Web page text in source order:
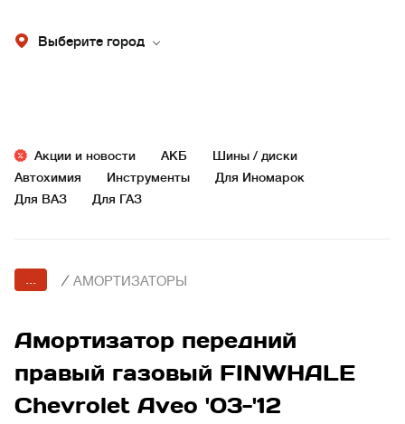
Выберите город
Акции и новости АКБ
Шины / диски
Автохимия
Инструменты
Для Иномарок
Для ВАЗ
Для ГАЗ
... / АМОРТИЗАТОРЫ
Амортизатор передний
правый газовый FINWHALE
Chevrolet Aveo '03-'12